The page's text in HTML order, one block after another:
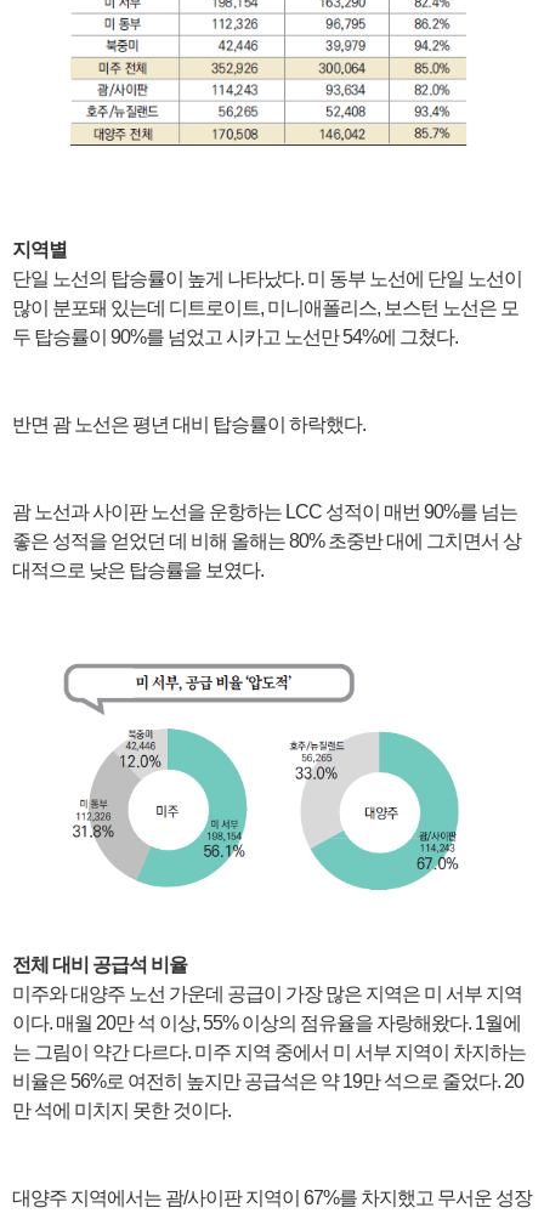
지역별
단일 노선의 탑승률이 높게 나타났다. 미 동부 노선에 단일 노선이
많이 분포돼 있는데 디트로이트, 미니애폴리스, 보스턴 노선은 모
두 탑승률이 90%를 넘었고 시카고 노선만 54%에 그쳤다.
반면 괌 노선은 평년 대비 탑승률이 하락했다.
괌 노선과 사이판 노선을 운항하는 LCC 성적이 매번 90%를 넘는
좋은 성적을 얻었던 데 비해 올해는 80% 초중반 대에 그치면서 상
대적으로 낮은 탑승률을 보였다.
전체 대비 공급석 비율
미주와 대양주 노선 가운데 공급이 가장 많은 지역은 미 서부 지역
이다. 매월 20만 석 이상, 55% 이상의 점유율을 자랑해왔다. 1월에
는 그림이 약간 다르다. 미주 지역 중에서 미 서부 지역이 차지하는
비율은 56%로 여전히 높지만 공급석은 약 19만 석으로 줄었다. 20
만 석에 미치지 못한 것이다.
대양주 지역에서는 괌/사이판 지역이 67%를 차지했고 무서운 성장